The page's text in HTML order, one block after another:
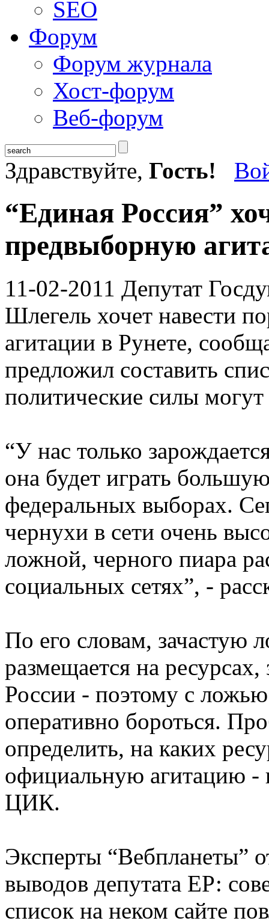
SEO
Форум
Форум журнала
Хост-форум
Веб-форум
Здравствуйте, Гость!
“Единая Россия”
предвыборную
11-02-2011 Депутат
Шлегель хочет навести
агитации в Рунете,
предложил составить
политические силы
“У нас только
она будет играть
федеральных выборах.
чернухи в сети очень
ложной, черного пиара
социальных сетях”, -
По его словам, зачастую
размещается на
России - поэтому с
оперативно бороться.
определить, на каких
официальную агитацию -
ЦИК.
Эксперты “Вебпланеты”
выводов депутата ЕР:
список на неком сайте